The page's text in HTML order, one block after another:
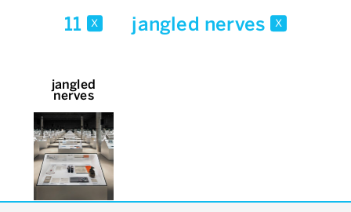
11 x jangled nerves x
jangled
nerves